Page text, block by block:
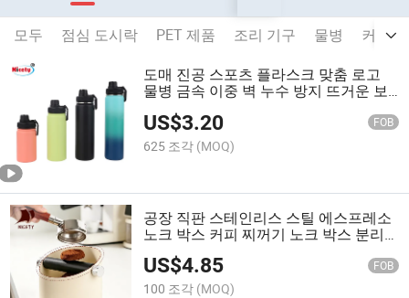
모두 점심 도시락 PET 제품 조리 기구 물병
커피
도매 진공 스포츠 플라스크 맞춤 로고
물병 금속 이중 벽 누수 방지 뜨거운 보
US$3.20 FOB
625 조각 (MOQ)
공장 직판 스테인리스 스틸 에스프레소
노크 박스 커피 찌꺼기 노크 박스 분리
가능한 노크 바 미끄럼 방지 바닥
US$4.85 FOB
100 조각 (MOQ)